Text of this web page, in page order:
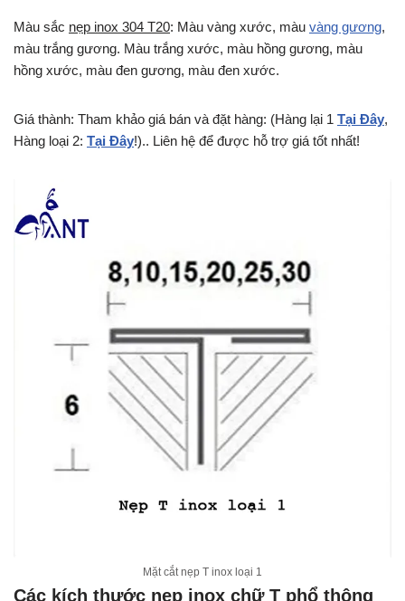
Màu sắc nẹp inox 304 T20: Màu vàng xước, màu vàng gương,
màu trắng gương. Màu trắng xước, màu hồng gương, màu
hồng xước, màu đen gương, màu đen xước.
Giá thành: Tham khảo giá bán và đặt hàng: (Hàng lại 1 Tại Đây,
Hàng loại 2: Tại Đây!).. Liên hệ để được hỗ trợ giá tốt nhất!
Mặt cắt nẹp T inox loại 1
Các kích thước nẹp inox chữ T phổ thông